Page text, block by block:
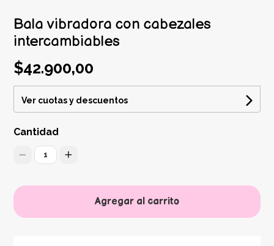
Bala vibradora con cabezales
intercambiables
$42.900,00
Ver cuotas y descuentos
Cantidad
1
Agregar al carrito